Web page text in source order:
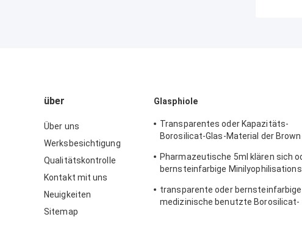
über
Über uns
Werksbesichtigung
Qualitätskontrolle
Kontakt mit uns
Neuigkeiten
Sitemap
Glasphiole
Transparentes oder Kapazitäts-
Borosilicat-Glas-Material der
Pharmazeutische 5ml klären sich
bernsteinfarbige
transparente oder bernsteinfarbige
medizinische benutzte Borosilicat-